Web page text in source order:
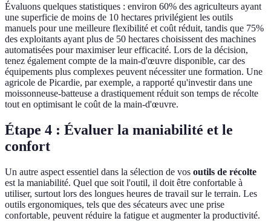
Évaluons quelques statistiques : environ 60% des agriculteurs ayant
une superficie de moins de 10 hectares privilégient les outils
manuels pour une meilleure flexibilité et coût réduit, tandis que 75%
des exploitants ayant plus de 50 hectares choisissent des machines
automatisées pour maximiser leur efficacité. Lors de la décision,
tenez également compte de la main-d'œuvre disponible, car des
équipements plus complexes peuvent nécessiter une formation. Une
agricole de Picardie, par exemple, a rapporté qu'investir dans une
moissonneuse-batteuse a drastiquement réduit son temps de récolte
tout en optimisant le coût de la main-d'œuvre.
Étape 4 : Évaluer la maniabilité et le
confort
Un autre aspect essentiel dans la sélection de vos outils de récolte
est la maniabilité. Quel que soit l'outil, il doit être confortable à
utiliser, surtout lors des longues heures de travail sur le terrain. Les
outils ergonomiques, tels que des sécateurs avec une prise
confortable, peuvent réduire la fatigue et augmenter la productivité.